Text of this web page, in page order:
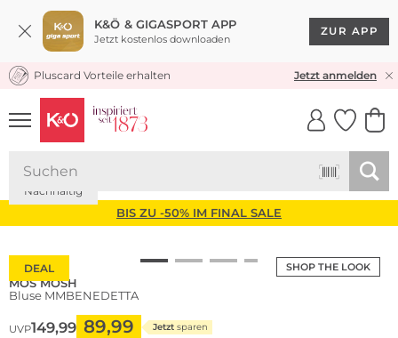
K&Ö & GIGASPORT APP
Jetzt kostenlos downloaden
ZUR APP
KOSTENLOSER VERSAND* & RÜCKVERSAND
Pluscard Vorteile erhalten Jetzt anmelden
UNSERE APP
CLICK &
BIS ZU -50% IM FINAL SALE
SHOP THE LOOK
DEAL
Nachhaltig
MOS MOSH
Bluse MMBENEDETTA
UVP149,99 89,99 Jetzt sparen